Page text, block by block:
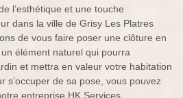
l’esthétique et une touche
dans la ville de Grisy Les Platres
de vous faire poser une clôture en
élément naturel qui pourra
et mettra en valeur votre habitation
s’occuper de sa pose, vous pouvez
entreprise HK Services,